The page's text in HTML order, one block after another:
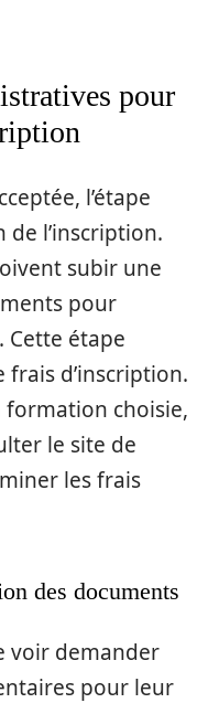
pour
l’étape
l’inscription.
subir une
pour
Cette étape
frais d’inscription.
formation choisie,
le site de
les frais
des documents
voir demander
pour leur